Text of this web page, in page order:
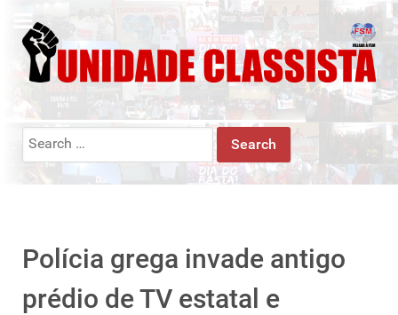
Search
Polícia grega invade antigo
prédio de TV estatal e